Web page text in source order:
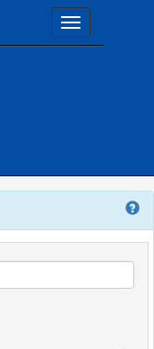
Toggle